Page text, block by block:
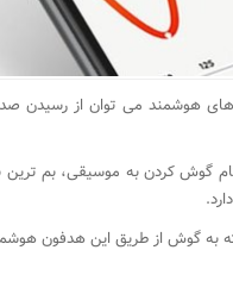
هوشمند می توان از رسیدن
گوش کردن به موسیقی، بم
طریق این هدفون هوشمند با تاخیر ۳۰ هزارم